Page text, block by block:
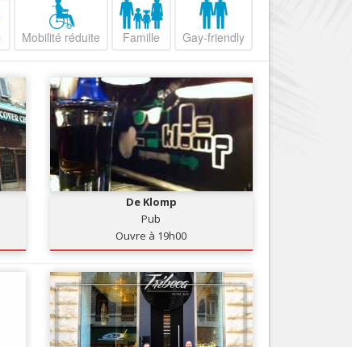
Hôtels, ...
Visiter
Sortir
Restaurants, ...
Commerces
Mode, ...
Loisirs
Plages, sports, ...
Services
Tourisme, ...
Nice Promenade du
Nice le Port
Nice le Vieux Nice
Nice le Coeur de Ville
Nice les Collines Niçoises
Nice le petit Marais Niçois
Nice la plaine du Var
Nice Aéroport
Mobilité réduite Famille Gay-friendly
De Klomp
Pub
Ouvre à 19h00